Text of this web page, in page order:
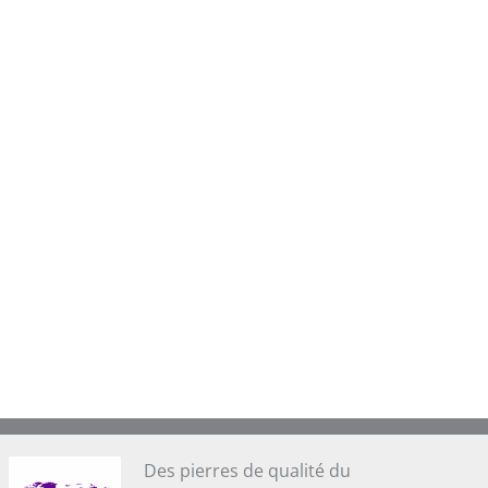
Des pierres de qualité du